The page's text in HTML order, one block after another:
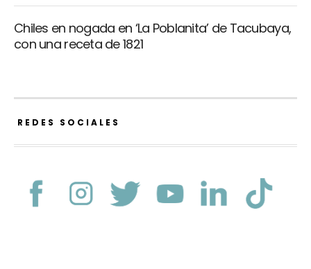
Chiles en nogada en ‘La Poblanita’ de Tacubaya,
con una receta de 1821
REDES SOCIALES